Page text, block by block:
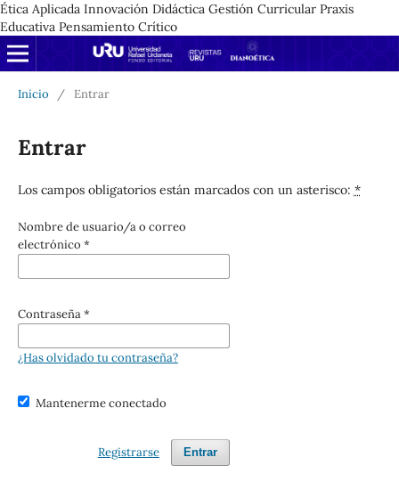
Ética Aplicada Innovación Didáctica Gestión Curricular Praxis
Educativa Pensamiento Crítico
Inicio / Entrar
Entrar
Los campos obligatorios están marcados con un asterisco: *
Nombre de usuario/a o correo
electrónico *
Contraseña*
¿Has olvidado tu contraseña?
Mantenerme conectado
Entrar
Registrarse